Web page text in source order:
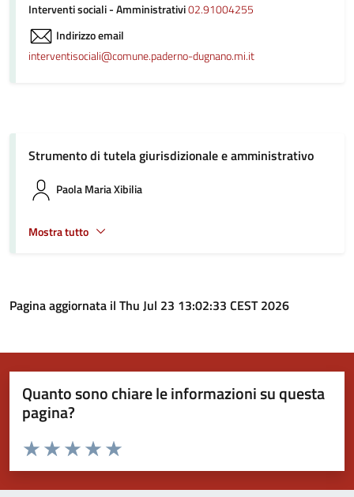
Interventi sociali - Amministrativi02.91004255
Indirizzo email
interventisociali@comune.paderno-dugnano.mi.it
Strumento di tutela giurisdizionale e amministrativo
Paola Maria Xibilia
Mostra tutto
Pagina aggiornata il Thu Jul 23 13:02:33 CEST 2026
Quanto sono chiare le informazioni su questa
pagina?
Valuta da 1 a 5 stelle la pagina
Valuta 5 stelle su 5
Valuta 4 stelle su 5
Valuta 3 stelle su 5
Valuta 2 stelle su 5
Valuta 1 stelle su 5